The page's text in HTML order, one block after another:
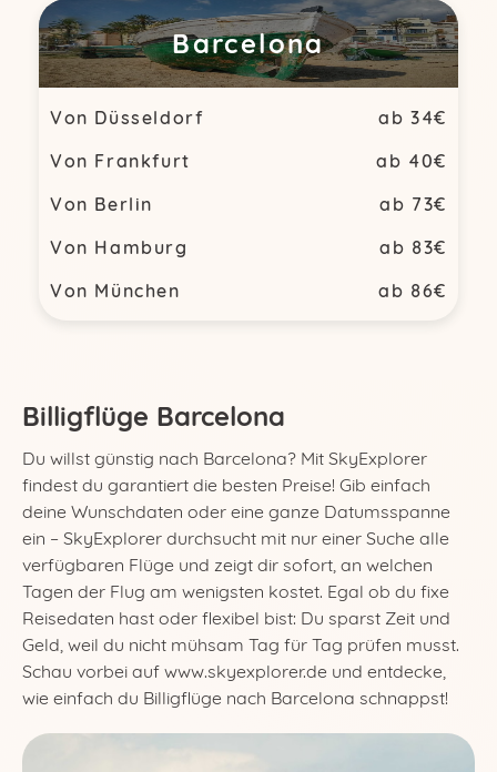
Barcelona
Von Düsseldorf
ab 34€
Von Frankfurt
ab 40€
Von Berlin
ab 73€
Von Hamburg
ab 83€
Von München
ab 86€
Billigflüge Barcelona
Du willst günstig nach Barcelona? Mit SkyExplorer
findest du garantiert die besten Preise! Gib einfach
deine Wunschdaten oder eine ganze Datumsspanne
ein – SkyExplorer durchsucht mit nur einer Suche alle
verfügbaren Flüge und zeigt dir sofort, an welchen
Tagen der Flug am wenigsten kostet. Egal ob du fixe
Reisedaten hast oder flexibel bist: Du sparst Zeit und
Geld, weil du nicht mühsam Tag für Tag prüfen musst.
Schau vorbei auf www.skyexplorer.de und entdecke,
wie einfach du Billigflüge nach Barcelona schnappst!